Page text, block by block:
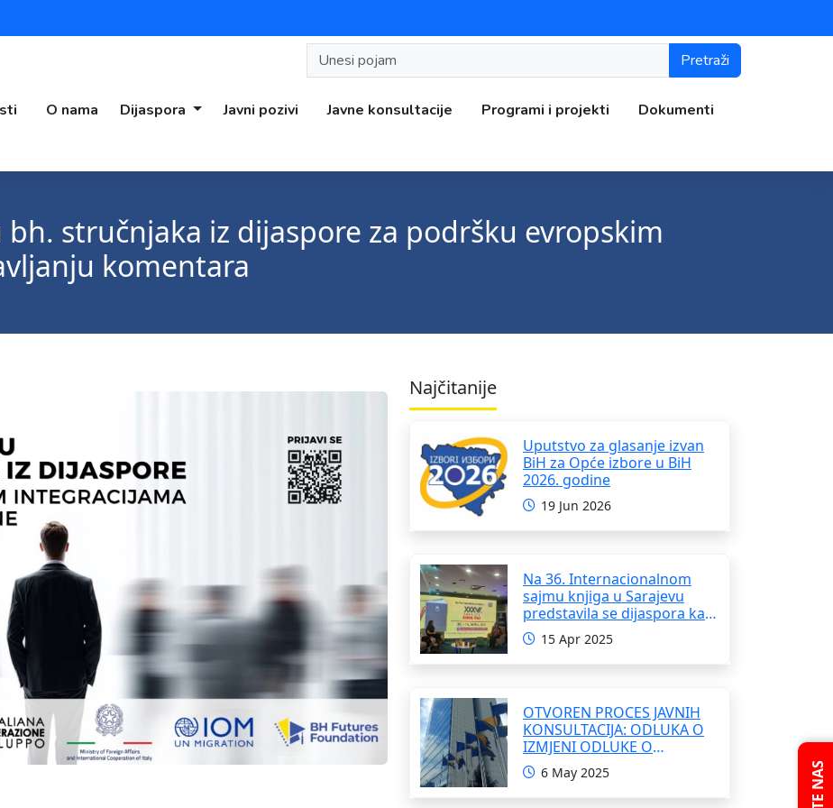
Pretraži
O nama Dijaspora Javni pozivi Javne konsultacije Programi i projekti
Dokumenti
bh. stručnjaka iz dijaspore za podršku evropskim
komentara
Najčitanije
Uputstvo za glasanje izvan
BiH za Opće izbore u BiH
2026. godine
19 Jun 2026
Na 36. Internacionalnom
sajmu knjiga u Sarajevu
predstavila se dijaspora kao
i domaći pisci i umjetnici
15 Apr 2025
OTVOREN PROCES JAVNIH
KONSULTACIJA: ODLUKA O
IZMJENI ODLUKE O
FORMIRANJU
INTERRESORNE RADNE
GRUPE ZA IZRADU
6 May 2025